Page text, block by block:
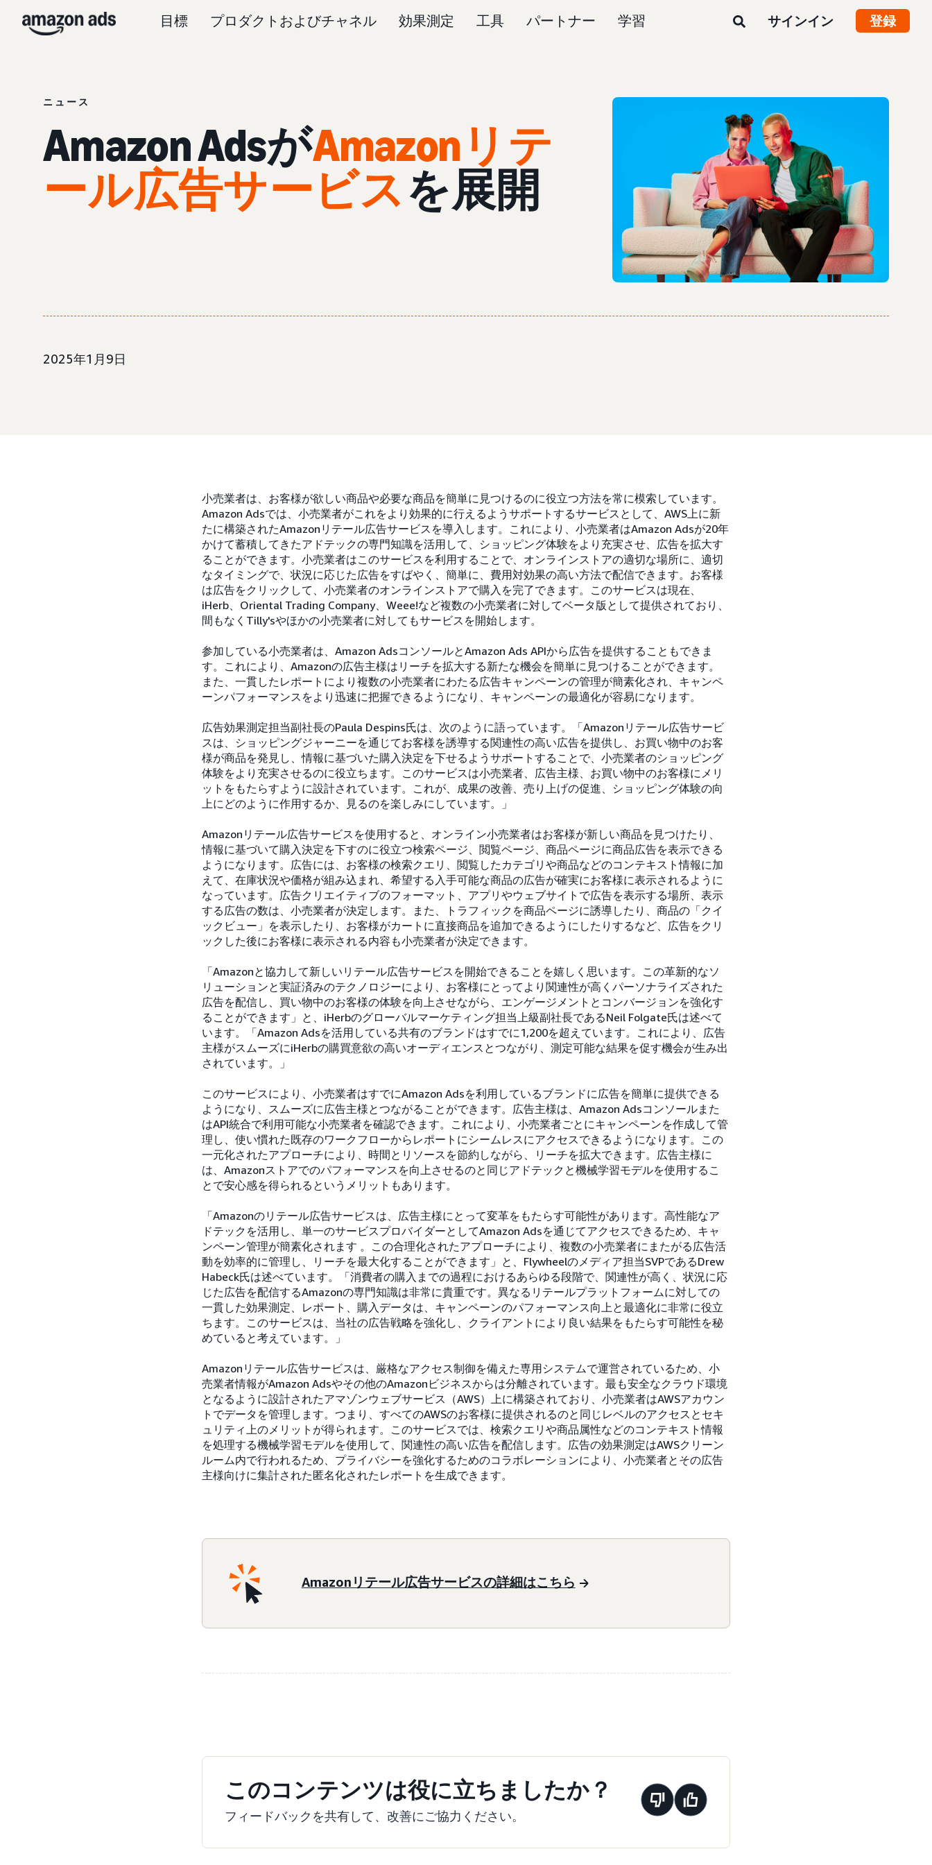
目標 プロダクトおよびチャネル 効果測定 工具 パートナー 学習 サインイン 登録
ニュース
Amazon AdsがAmazonリテ
ール広告サービスを展開
2025年1月9日
小売業者は、お客様が欲しい商品や必要な商品を簡単に見つけるのに役立つ方法を常に模索しています。
Amazon Adsでは、小売業者がこれをより効果的に行えるようサポートするサービスとして、AWS上に新
たに構築されたAmazonリテール広告サービスを導入します。これにより、小売業者はAmazon Adsが20年
かけて蓄積してきたアドテックの専門知識を活用して、ショッピング体験をより充実させ、広告を拡大す
ることができます。小売業者はこのサービスを利用することで、オンラインストアの適切な場所に、適切
なタイミングで、状況に応じた広告をすばやく、簡単に、費用対効果の高い方法で配信できます。お客様
は広告をクリックして、小売業者のオンラインストアで購入を完了できます。このサービスは現在、
iHerb、Oriental Trading Company、Weee!など複数の小売業者に対してベータ版として提供されており、
間もなくTilly'sやほかの小売業者に対してもサービスを開始します。
参加している小売業者は、Amazon AdsコンソールとAmazon Ads APIから広告を提供することもできま
す。これにより、Amazonの広告主様はリーチを拡大する新たな機会を簡単に見つけることができます。
また、一貫したレポートにより複数の小売業者にわたる広告キャンペーンの管理が簡素化され、キャンペ
ーンパフォーマンスをより迅速に把握できるようになり、キャンペーンの最適化が容易になります。
広告効果測定担当副社長のPaula Despins氏は、次のように語っています。「Amazonリテール広告サービ
スは、ショッピングジャーニーを通じてお客様を誘導する関連性の高い広告を提供し、お買い物中のお客
様が商品を発見し、情報に基づいた購入決定を下せるようサポートすることで、小売業者のショッピング
体験をより充実させるのに役立ちます。このサービスは小売業者、広告主様、お買い物中のお客様にメリ
ットをもたらすように設計されています。これが、成果の改善、売り上げの促進、ショッピング体験の向
上にどのように作用するか、見るのを楽しみにしています。」
Amazonリテール広告サービスを使用すると、オンライン小売業者はお客様が新しい商品を見つけたり、
情報に基づいて購入決定を下すのに役立つ検索ページ、閲覧ページ、商品ページに商品広告を表示できる
ようになります。広告には、お客様の検索クエリ、閲覧したカテゴリや商品などのコンテキスト情報に加
えて、在庫状況や価格が組み込まれ、希望する入手可能な商品の広告が確実にお客様に表示されるように
なっています。広告クリエイティブのフォーマット、アプリやウェブサイトで広告を表示する場所、表示
する広告の数は、小売業者が決定します。また、トラフィックを商品ページに誘導したり、商品の「クイ
ックビュー」を表示したり、お客様がカートに直接商品を追加できるようにしたりするなど、広告をクリ
ックした後にお客様に表示される内容も小売業者が決定できます。
「Amazonと協力して新しいリテール広告サービスを開始できることを嬉しく思います。この革新的なソ
リューションと実証済みのテクノロジーにより、お客様にとってより関連性が高くパーソナライズされた
広告を配信し、買い物中のお客様の体験を向上させながら、エンゲージメントとコンバージョンを強化す
ることができます」と、iHerbのグローバルマーケティング担当上級副社長であるNeil Folgate氏は述べて
います。「Amazon Adsを活用している共有のブランドはすでに1,200を超えています。これにより、広告
主様がスムーズにiHerbの購買意欲の高いオーディエンスとつながり、測定可能な結果を促す機会が生み出
されています。」
このサービスにより、小売業者はすでにAmazon Adsを利用しているブランドに広告を簡単に提供できる
ようになり、スムーズに広告主様とつながることができます。広告主様は、Amazon Adsコンソールまた
はAPI統合で利用可能な小売業者を確認できます。これにより、小売業者ごとにキャンペーンを作成して管
理し、使い慣れた既存のワークフローからレポートにシームレスにアクセスできるようになります。この
一元化されたアプローチにより、時間とリソースを節約しながら、リーチを拡大できます。広告主様に
は、Amazonストアでのパフォーマンスを向上させるのと同じアドテックと機械学習モデルを使用するこ
とで安心感を得られるというメリットもあります。
「Amazonのリテール広告サービスは、広告主様にとって変革をもたらす可能性があります。高性能なア
ドテックを活用し、単一のサービスプロバイダーとしてAmazon Adsを通じてアクセスできるため、キャ
ンペーン管理が簡素化されます 。この合理化されたアプローチにより、複数の小売業者にまたがる広告活
動を効率的に管理し、リーチを最大化することができます」と、Flywheelのメディア担当SVPであるDrew
Habeck氏は述べています。「消費者の購入までの過程におけるあらゆる段階で、関連性が高く、状況に応
じた広告を配信するAmazonの専門知識は非常に貴重です。異なるリテールプラットフォームに対しての
一貫した効果測定、レポート、購入データは、キャンペーンのパフォーマンス向上と最適化に非常に役立
ちます。このサービスは、当社の広告戦略を強化し、クライアントにより良い結果をもたらす可能性を秘
めていると考えています。」
Amazonリテール広告サービスは、厳格なアクセス制御を備えた専用システムで運営されているため、小
売業者情報がAmazon Adsやその他のAmazonビジネスからは分離されています。最も安全なクラウド環境
となるように設計されたアマゾンウェブサービス（AWS）上に構築されており、小売業者はAWSアカウン
トでデータを管理します。つまり、すべてのAWSのお客様に提供されるのと同じレベルのアクセスとセキ
ュリティ上のメリットが得られます。このサービスでは、検索クエリや商品属性などのコンテキスト情報
を処理する機械学習モデルを使用して、関連性の高い広告を配信します。広告の効果測定はAWSクリーン
ルーム内で行われるため、プライバシーを強化するためのコラボレーションにより、小売業者とその広告
主様向けに集計された匿名化されたレポートを生成できます。
Amazonリテール広告サービスの詳細はこちら
このコンテンツは役に立ちましたか？
フィードバックを共有して、改善にご協力ください。